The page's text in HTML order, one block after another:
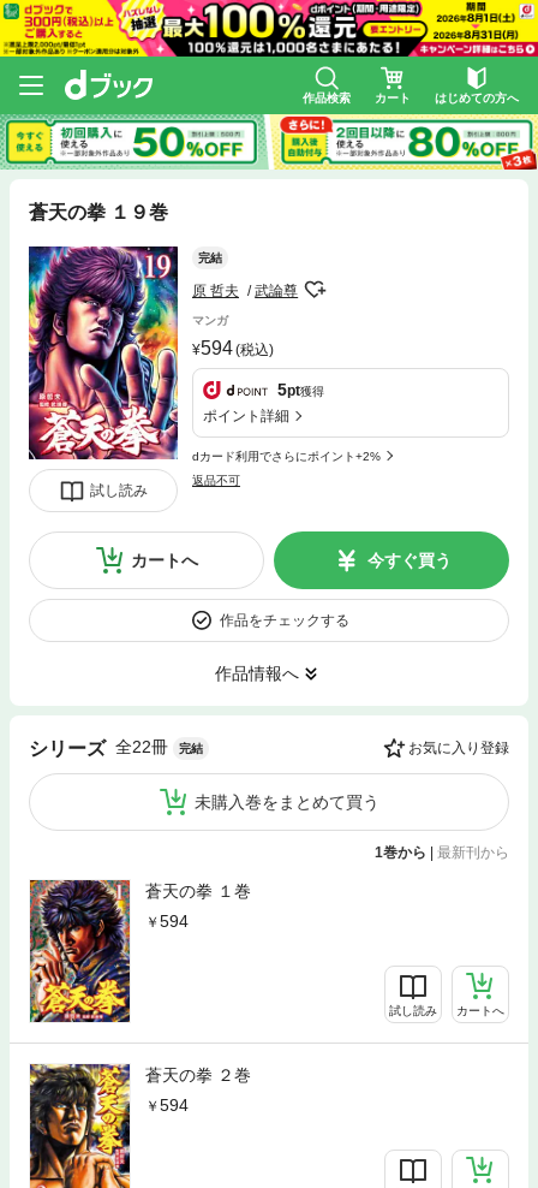
作品検索 カート はじめての方へ
蒼天の拳 １９巻
試し読み
完結
原 哲夫 武論尊
マンガ
594(税込)
5pt獲得
ポイント詳細
dカード利用でさらにポイント+2%
返品不可
カートへ 今すぐ買う
作品をチェックする
作品情報へ
シリーズ 全22冊 完結 お気に入り登録
未購入巻をまとめて買う
1巻から | 最新刊から
蒼天の拳 １巻
594
試し読み カートへ
蒼天の拳 ２巻
594